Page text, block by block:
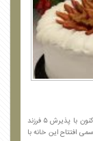
این خانه در مساحت ۲۰۰ متر در بنایی قدیمی، نوسازی شده و اکنون با پذیرش ۵ فرزند
افتتاح این خانه با